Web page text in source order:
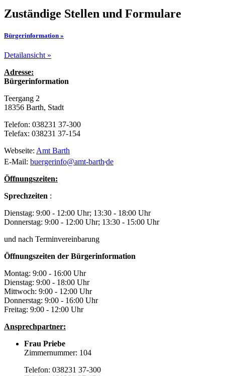
Zuständige Stellen und Formulare
Bürgerinformation »
Detailansicht »
Adresse:
Bürgerinformation
Teergang 2
18356 Barth, Stadt
Telefon: 038231 37-300
Telefax: 038231 37-154
Webseite: Amt Barth
E-Mail: buergerinfo@amt-barth de
Öffnungszeiten:
Sprechzeiten :
Dienstag: 9:00 - 12:00 Uhr; 13:30 - 18:00 Uhr
Donnerstag: 9:00 - 12:00 Uhr; 13:30 - 15:00 Uhr
und nach Terminvereinbarung
Öffnungszeiten der Bürgerinformation
Montag: 9:00 - 16:00 Uhr
Dienstag: 9:00 - 18:00 Uhr
Mittwoch: 9:00 - 12:00 Uhr
Donnerstag: 9:00 - 16:00 Uhr
Freitag: 9:00 - 12:00 Uhr
Ansprechpartner:
Frau Priebe
Zimmernummer: 104
Telefon: 038231 37-300